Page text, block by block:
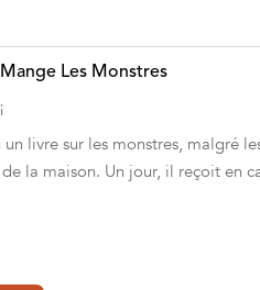
Les Monstres
livre sur les monstres, malgré
la maison. Un jour, il reçoit en